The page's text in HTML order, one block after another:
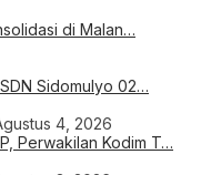
di Malan…
Sidomulyo 02…
4, 2026
Perwakilan Kodim T…